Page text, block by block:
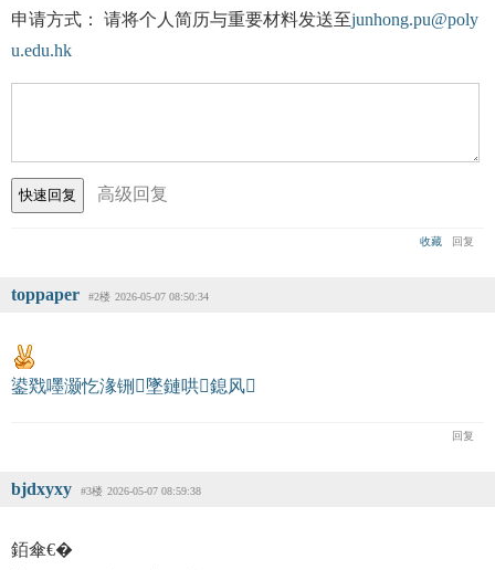
申请方式： 请将个人简历与重要材料发送至junhong.pu@poly
u.edu.hk
高级回复
收藏 回复
toppaper #2楼 2026-05-07 08:50:34
鍙戣嚜灏忔湪铏墜鏈哄鎴风
回复
bjdxyxy #3楼 2026-05-07 08:59:38
銆傘€�